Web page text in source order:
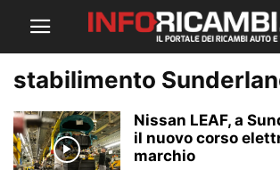
stabilimento
Nissan LEAF, a
il nuovo corso
marchio